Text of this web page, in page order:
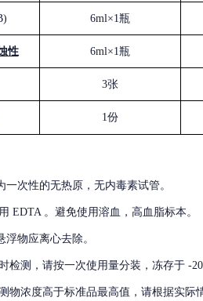
) 6ml×1瓶
性 6ml×1瓶
3张
1份
一次性的无热原，无内毒素试管。
EDTA 。避免使用溶血，高血脂标本。
物应离心去除。
检测，请按一次使用量分装，冻存于 -
物浓度高于标准品最高值，请根据实际